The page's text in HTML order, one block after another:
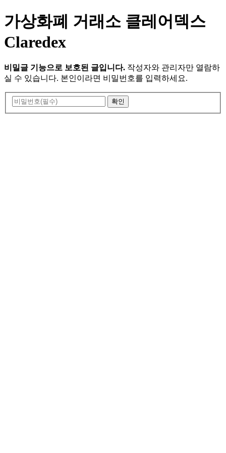
가상화폐 거래소 클레어덱스
Claredex
비밀글 기능으로 보호된 글입니다. 작성자와 관리자만 열람하
실 수 있습니다. 본인이라면 비밀번호를 입력하세요.